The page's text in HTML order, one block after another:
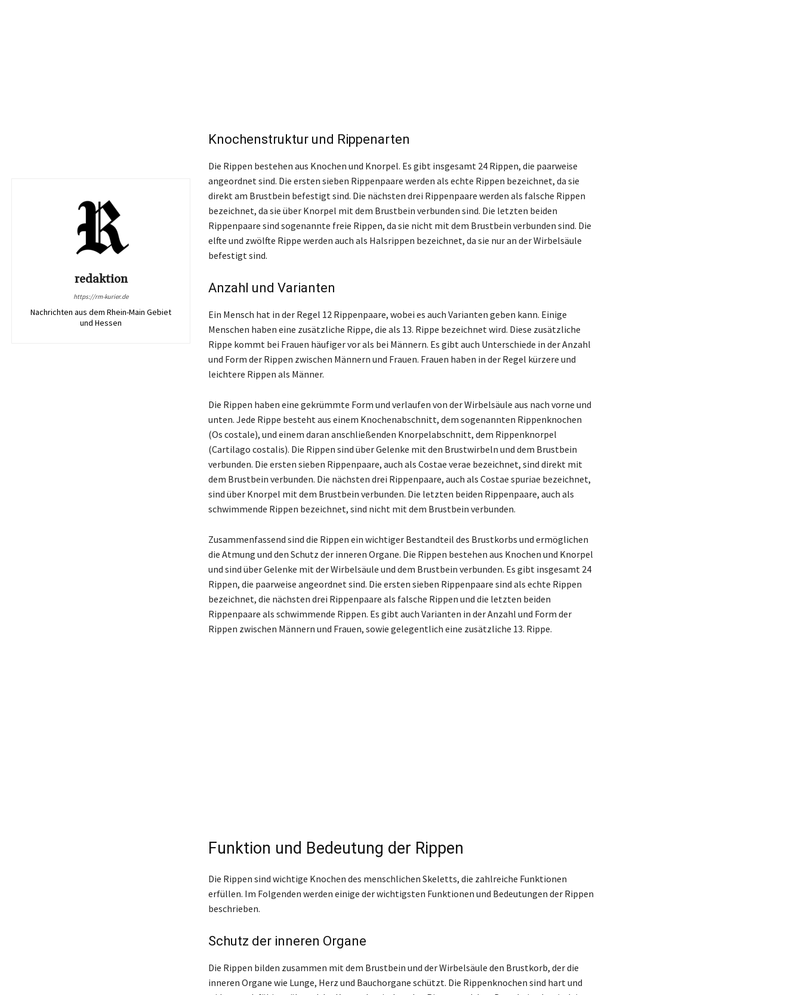
redaktion
https://rm-kurier.de
Nachrichten aus dem Rhein-Main Gebiet
und Hessen
Knochenstruktur und Rippenarten
Die Rippen bestehen aus Knochen und Knorpel. Es gibt insgesamt 24 Rippen, die paarweise
angeordnet sind. Die ersten sieben Rippenpaare werden als echte Rippen bezeichnet, da sie
direkt am Brustbein befestigt sind. Die nächsten drei Rippenpaare werden als falsche Rippen
bezeichnet, da sie über Knorpel mit dem Brustbein verbunden sind. Die letzten beiden
Rippenpaare sind sogenannte freie Rippen, da sie nicht mit dem Brustbein verbunden sind. Die
elfte und zwölfte Rippe werden auch als Halsrippen bezeichnet, da sie nur an der Wirbelsäule
befestigt sind.
Anzahl und Varianten
Ein Mensch hat in der Regel 12 Rippenpaare, wobei es auch Varianten geben kann. Einige
Menschen haben eine zusätzliche Rippe, die als 13. Rippe bezeichnet wird. Diese zusätzliche
Rippe kommt bei Frauen häufiger vor als bei Männern. Es gibt auch Unterschiede in der Anzahl
und Form der Rippen zwischen Männern und Frauen. Frauen haben in der Regel kürzere und
leichtere Rippen als Männer.
Die Rippen haben eine gekrümmte Form und verlaufen von der Wirbelsäule aus nach vorne und
unten. Jede Rippe besteht aus einem Knochenabschnitt, dem sogenannten Rippenknochen
(Os costale), und einem daran anschließenden Knorpelabschnitt, dem Rippenknorpel
(Cartilago costalis). Die Rippen sind über Gelenke mit den Brustwirbeln und dem Brustbein
verbunden. Die ersten sieben Rippenpaare, auch als Costae verae bezeichnet, sind direkt mit
dem Brustbein verbunden. Die nächsten drei Rippenpaare, auch als Costae spuriae bezeichnet,
sind über Knorpel mit dem Brustbein verbunden. Die letzten beiden Rippenpaare, auch als
schwimmende Rippen bezeichnet, sind nicht mit dem Brustbein verbunden.
Zusammenfassend sind die Rippen ein wichtiger Bestandteil des Brustkorbs und ermöglichen
die Atmung und den Schutz der inneren Organe. Die Rippen bestehen aus Knochen und Knorpel
und sind über Gelenke mit der Wirbelsäule und dem Brustbein verbunden. Es gibt insgesamt 24
Rippen, die paarweise angeordnet sind. Die ersten sieben Rippenpaare sind als echte Rippen
bezeichnet, die nächsten drei Rippenpaare als falsche Rippen und die letzten beiden
Rippenpaare als schwimmende Rippen. Es gibt auch Varianten in der Anzahl und Form der
Rippen zwischen Männern und Frauen, sowie gelegentlich eine zusätzliche 13. Rippe.
Funktion und Bedeutung der Rippen
Die Rippen sind wichtige Knochen des menschlichen Skeletts, die zahlreiche Funktionen
erfüllen. Im Folgenden werden einige der wichtigsten Funktionen und Bedeutungen der Rippen
beschrieben.
Schutz der inneren Organe
Die Rippen bilden zusammen mit dem Brustbein und der Wirbelsäule den Brustkorb, der die
inneren Organe wie Lunge, Herz und Bauchorgane schützt. Die Rippenknochen sind hart und